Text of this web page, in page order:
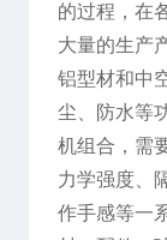
的过程，在
大量的生产
铝型材和中
尘、防水等
机组合，需
力学强度、
作手感等一